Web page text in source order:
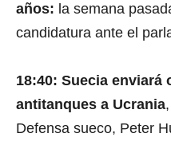
años: la semana
candidatura ante el
18:40: Suecia enviará
antitanques a Ucrania
Defensa sueco, Peter